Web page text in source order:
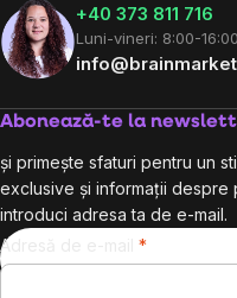
+40 373 811 716
Luni-vineri: 8:00-16:00
Abonează-te la
și primește sfaturi pentru un
exclusive și informații despre
introduci adresa ta de e-mail.
Adresă de e-mail